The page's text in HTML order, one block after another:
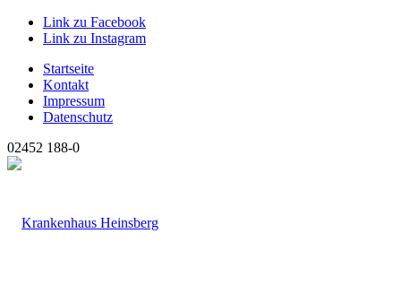
Link zu Facebook
Link zu Instagram
Startseite
Kontakt
Impressum
Datenschutz
02452 188-0